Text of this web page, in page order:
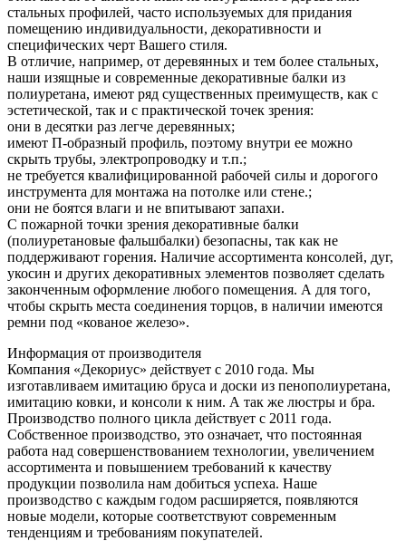
стальных профилей, часто используемых для придания
помещению индивидуальности, декоративности и
специфических черт Вашего стиля.
В отличие, например, от деревянных и тем более стальных,
наши изящные и современные декоративные балки из
полиуретана, имеют ряд существенных преимуществ, как с
эстетической, так и с практической точек зрения:
они в десятки раз легче деревянных;
имеют П-образный профиль, поэтому внутри ее можно
скрыть трубы, электропроводку и т.п.;
не требуется квалифицированной рабочей силы и дорогого
инструмента для монтажа на потолке или стене.;
они не боятся влаги и не впитывают запахи.
С пожарной точки зрения декоративные балки
(полиуретановые фальшбалки) безопасны, так как не
поддерживают горения. Наличие ассортимента консолей, дуг,
укосин и других декоративных элементов позволяет сделать
законченным оформление любого помещения. А для того,
чтобы скрыть места соединения торцов, в наличии имеются
ремни под «кованое железо».
Информация от производителя
Компания «Декориус» действует с 2010 года. Мы
изготавливаем имитацию бруса и доски из пенополиуретана,
имитацию ковки, и консоли к ним. А так же люстры и бра.
Производство полного цикла действует с 2011 года.
Собственное производство, это означает, что постоянная
работа над совершенствованием технологии, увеличением
ассортимента и повышением требований к качеству
продукции позволила нам добиться успеха. Наше
производство с каждым годом расширяется, появляются
новые модели, которые соответствуют современным
тенденциям и требованиям покупателей.